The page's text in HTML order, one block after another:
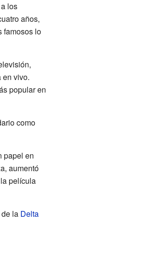
los
años,
famosos lo
en vivo.
popular en
como
papel en
aumentó
película
la Delta